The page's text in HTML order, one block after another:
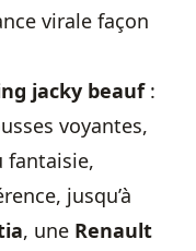
virale façon
jacky beauf:
voyantes,
fantaisie,
jusqu’à
, une Renault